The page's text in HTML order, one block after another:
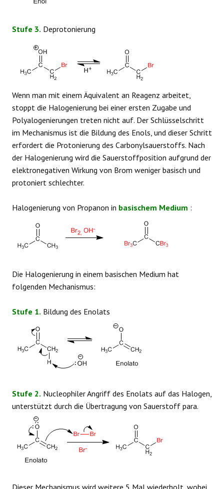
Stufe 3. Deprotonierung
Wenn man mit einem Äquivalent an Reagenz arbeitet,
stoppt die Halogenierung bei einer ersten Zugabe und
Polyalogenierungen treten nicht auf. Der Schlüsselschritt
im Mechanismus ist die Bildung des Enols, und dieser Schritt
erfordert die Protonierung des Carbonylsauerstoffs. Nach
der Halogenierung wird die Sauerstoffposition aufgrund der
elektronegativen Wirkung von Brom weniger basisch und
protoniert schlechter.
Halogenierung von Propanon in basischem Medium :
Die Halogenierung in einem basischen Medium hat
folgenden Mechanismus:
Stufe 1. Bildung des Enolats
Stufe 2. Nucleophiler Angriff des Enolats auf das Halogen,
unterstützt durch die Übertragung von Sauerstoff para.
Dieser Mechanismus wird weitere 5 Mal wiederholt, wobei